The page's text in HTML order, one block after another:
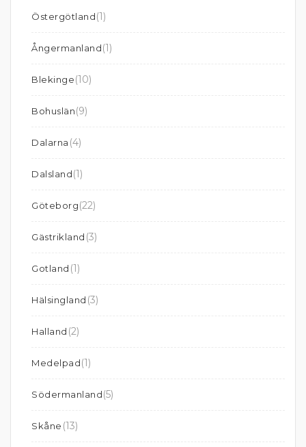
Östergötland(1)
Ångermanland(1)
Blekinge(10)
Bohuslän(9)
Dalarna (4)
Dalsland(1)
Göteborg(22)
Gästrikland (3)
Gotland (1)
Hälsingland (3)
Halland (2)
Medelpad(1)
Södermanland(5)
Skåne (13)